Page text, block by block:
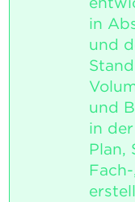
in
und
und
in
Plan,